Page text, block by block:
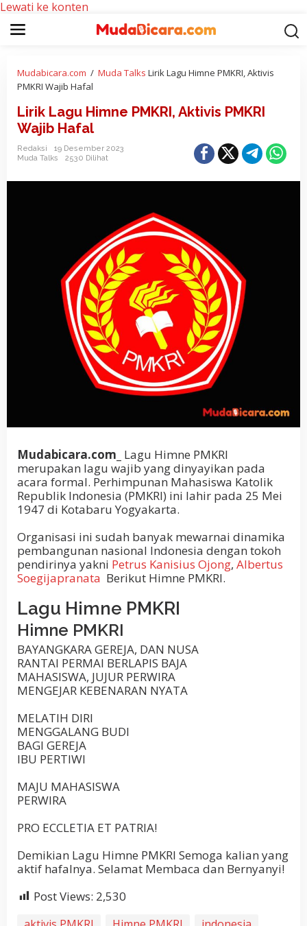
Lewati ke konten
Mudabicara.com / Muda Talks Lirik Lagu Himne PMKRI, Aktivis
PMKRI Wajib Hafal
Lirik Lagu Himne PMKRI, Aktivis PMKRI
Wajib Hafal
Redaksi
19 Desember 2023
Muda Talks
2530 Dilihat
Mudabicara.com_ Lagu Himne PMKRI
merupakan lagu wajib yang dinyayikan pada
acara formal. Perhimpunan Mahasiswa Katolik
Republik Indonesia (PMKRI) ini lahir pada 25 Mei
1947 di Kotabaru Yogyakarta.
Organisasi ini sudah banyak mewarnai dinamika
pembangunan nasional Indonesia dengan tokoh
pendirinya yakni Petrus Kanisius Ojong, Albertus
Soegijapranata Berikut Himne PMKRI.
Lagu Himne PMKRI
Himne PMKRI
BAYANGKARA GEREJA, DAN NUSA
RANTAI PERMAI BERLAPIS BAJA
MAHASISWA, JUJUR PERWIRA
MENGEJAR KEBENARAN NYATA
MELATIH DIRI
MENGGALANG BUDI
BAGI GEREJA
IBU PERTIWI
MAJU MAHASISWA
PERWIRA
PRO ECCLETIA ET PATRIA!
Demikian Lagu Himne PMKRI Semoga kalian yang
aktif hafalnya. Selamat Membaca dan Bernyanyi!
Post Views: 2,530